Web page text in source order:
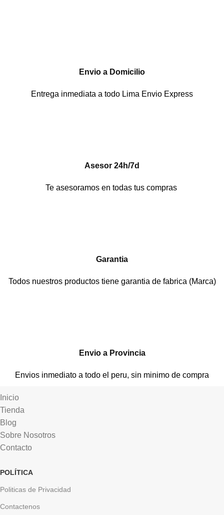
Envio a Domicilio
Entrega inmediata a todo Lima Envio Express
Asesor 24h/7d
Te asesoramos en todas tus compras
Garantia
Todos nuestros productos tiene garantia de fabrica (Marca)
Envio a Provincia
Envios inmediato a todo el peru, sin minimo de compra
Inicio
Tienda
Blog
Sobre Nosotros
Contacto
POLÍTICA
Politicas de Privacidad
Contactenos